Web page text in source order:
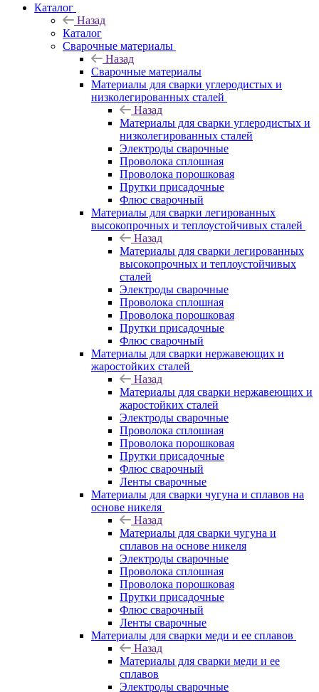
Каталог
Назад
Каталог
Сварочные материалы
Назад
Сварочные материалы
Материалы для сварки углеродистых и
низколегированных сталей
Назад
Материалы для сварки углеродистых и
низколегированных сталей
Электроды сварочные
Проволока сплошная
Проволока порошковая
Прутки присадочные
Флюс сварочный
Материалы для сварки легированных
высокопрочных и теплоустойчивых сталей
Назад
Материалы для сварки легированных
высокопрочных и теплоустойчивых
сталей
Электроды сварочные
Проволока сплошная
Проволока порошковая
Прутки присадочные
Флюс сварочный
Материалы для сварки нержавеющих и
жаростойких сталей
Назад
Материалы для сварки нержавеющих и
жаростойких сталей
Электроды сварочные
Проволока сплошная
Проволока порошковая
Прутки присадочные
Флюс сварочный
Ленты сварочные
Материалы для сварки чугуна и сплавов на
основе никеля
Назад
Материалы для сварки чугуна и
сплавов на основе никеля
Электроды сварочные
Проволока сплошная
Проволока порошковая
Прутки присадочные
Флюс сварочный
Ленты сварочные
Материалы для сварки меди и ее сплавов
Назад
Материалы для сварки меди и ее
сплавов
Электроды сварочные